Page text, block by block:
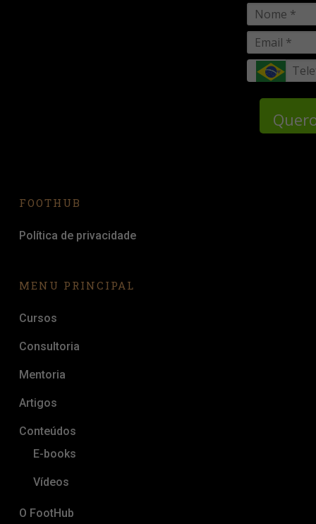
FOOTHUB
Política de privacidade
MENU PRINCIPAL
Cursos
Consultoria
Mentoria
Artigos
Conteúdos
E-books
Vídeos
O FootHub